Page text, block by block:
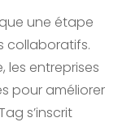
une étape
collaboratifs.
les entreprises
pour améliorer
s’inscrit